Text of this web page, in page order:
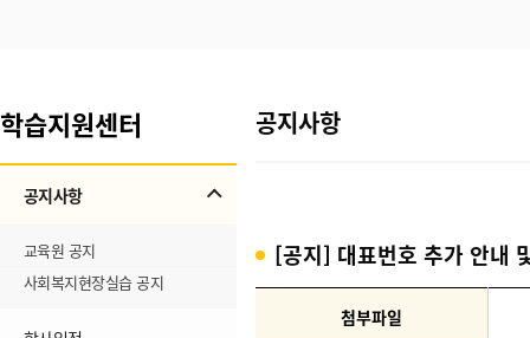
학습지원센터
공지사항
교육원 공지
사회복지현장실습 공지
공지사항
[공지] 대표번호 추가 안내
첨부파일